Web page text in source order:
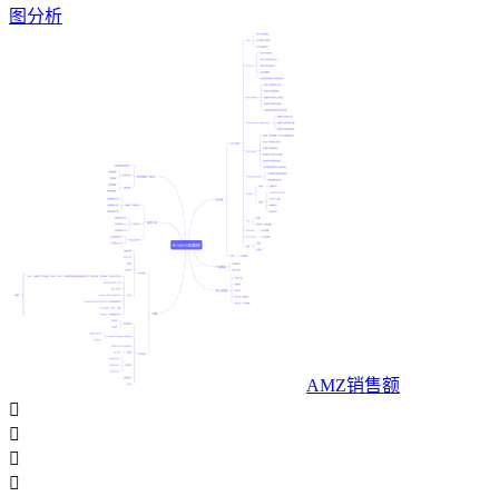
图分析
AMZ销售额



